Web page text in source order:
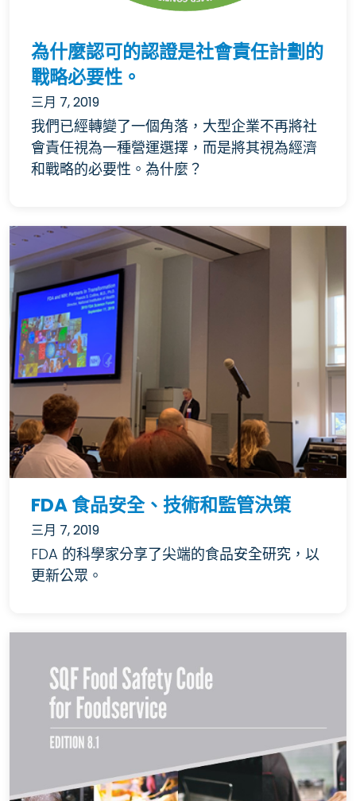
為什麼認可的認證是社會責任計劃的
戰略必要性。
三月 7, 2019
我們已經轉變了一個角落，大型企業不再將社
會責任視為一種營運選擇，而是將其視為經濟
和戰略的必要性。為什麼？
FDA 食品安全、技術和監管決策
三月 7, 2019
FDA 的科學家分享了尖端的食品安全研究，以
更新公眾。